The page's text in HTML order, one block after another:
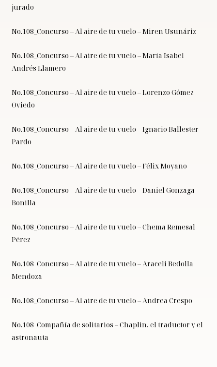
jurado
No.108_Concurso – Al aire de tu vuelo – Miren Usunáriz
No.108_Concurso – Al aire de tu vuelo – María Isabel
Andrés Llamero
No.108_Concurso – Al aire de tu vuelo – Lorenzo Gómez
Oviedo
No.108_Concurso – Al aire de tu vuelo – Ignacio Ballester
Pardo
No.108_Concurso – Al aire de tu vuelo – Félix Moyano
No.108_Concurso – Al aire de tu vuelo – Daniel Gonzaga
Bonilla
No.108_Concurso – Al aire de tu vuelo – Chema Remesal
Pérez
No.108_Concurso – Al aire de tu vuelo – Araceli Bedolla
Mendoza
No.108_Concurso – Al aire de tu vuelo – Andrea Crespo
No.108_Compañía de solitarios – Chaplin, el traductor y el
astronauta